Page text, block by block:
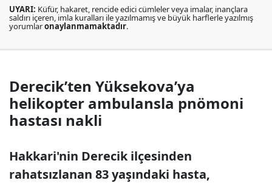
UYARI: Küfür, hakaret, rencide edici cümleler veya imalar, inançlara
saldırı içeren, imla kuralları ile yazılmamış ve büyük harflerle yazılmış
yorumlaronaylanmamaktadır.
Derecik’ten Yüksekova’ya
helikopter ambulansla pnömoni
hastası nakli
Hakkari'nin Derecik ilçesinden
rahatsızlanan 83 yaşındaki hasta,